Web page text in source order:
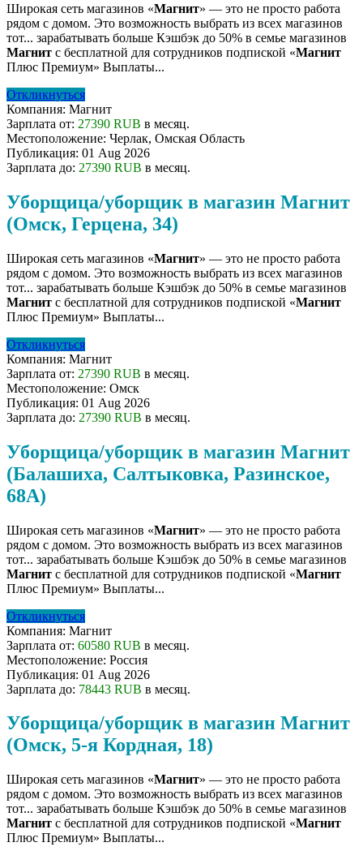
Широкая сеть магазинов «Магнит» — это не просто работа
рядом с домом. Это возможность выбрать из всех магазинов
тот... зарабатывать больше Кэшбэк до 50% в семье магазинов
Магнит с бесплатной для сотрудников подпиской «Магнит
Плюс Премиум» Выплаты...
Откликнуться
Компания: Магнит
Зарплата от: 27390 RUB в месяц.
Местоположение: Черлак, Омская Область
Публикация: 01 Aug 2026
Зарплата до: 27390 RUB в месяц.
Уборщица/уборщик в магазин Магнит
(Омск, Герцена, 34)
Широкая сеть магазинов «Магнит» — это не просто работа
рядом с домом. Это возможность выбрать из всех магазинов
тот... зарабатывать больше Кэшбэк до 50% в семье магазинов
Магнит с бесплатной для сотрудников подпиской «Магнит
Плюс Премиум» Выплаты...
Откликнуться
Компания: Магнит
Зарплата от: 27390 RUB в месяц.
Местоположение: Омск
Публикация: 01 Aug 2026
Зарплата до: 27390 RUB в месяц.
Уборщица/уборщик в магазин Магнит
(Балашиха, Салтыковка, Разинское,
68А)
Широкая сеть магазинов «Магнит» — это не просто работа
рядом с домом. Это возможность выбрать из всех магазинов
тот... зарабатывать больше Кэшбэк до 50% в семье магазинов
Магнит с бесплатной для сотрудников подпиской «Магнит
Плюс Премиум» Выплаты...
Откликнуться
Компания: Магнит
Зарплата от: 60580 RUB в месяц.
Местоположение: Россия
Публикация: 01 Aug 2026
Зарплата до: 78443 RUB в месяц.
Уборщица/уборщик в магазин Магнит
(Омск, 5-я Кордная, 18)
Широкая сеть магазинов «Магнит» — это не просто работа
рядом с домом. Это возможность выбрать из всех магазинов
тот... зарабатывать больше Кэшбэк до 50% в семье магазинов
Магнит с бесплатной для сотрудников подпиской «Магнит
Плюс Премиум» Выплаты...